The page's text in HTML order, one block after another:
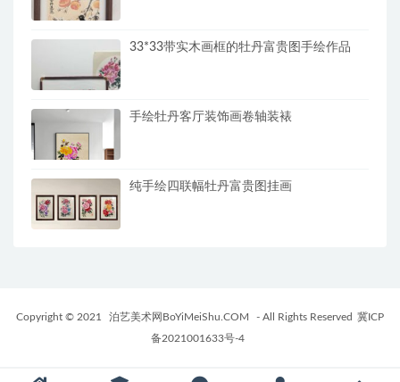
33*33带实木画框的牡丹富贵图手绘作品
手绘牡丹客厅装饰画卷轴装裱
纯手绘四联幅牡丹富贵图挂画
Copyright © 2021 泊艺美术网BoYiMeiShu.COM - All Rights Reserved 冀ICP
备2021001633号-4